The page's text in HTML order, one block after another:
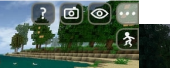
性和创造乐趣。
真实的生存体验。
，推动游戏进程。